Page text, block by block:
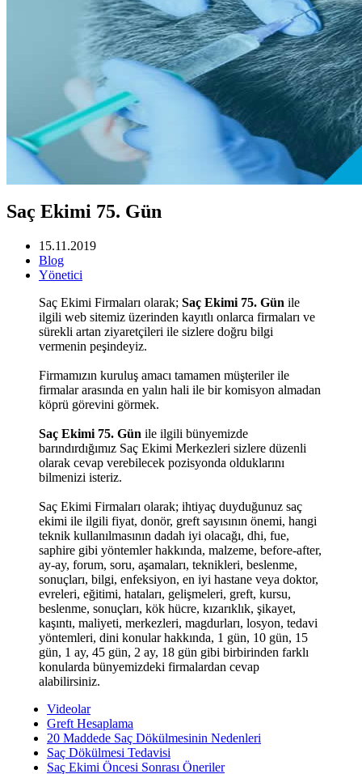
Saç Ekimi 75. Gün
15.11.2019
Blog
Yönetici
Saç Ekimi Firmaları olarak; Saç Ekimi 75. Gün ile
ilgili web sitemiz üzerinden kayıtlı onlarca firmaları ve
sürekli artan ziyaretçileri ile sizlere doğru bilgi
vermenin peşindeyiz.
Firmamızın kuruluş amacı tamamen müşteriler ile
firmalar arasında en yalın hali ile bir komisyon almadan
köprü görevini görmek.
Saç Ekimi 75. Gün ile ilgili bünyemizde
barındırdığımız Saç Ekimi Merkezleri sizlere düzenli
olarak cevap verebilecek pozisyonda olduklarını
bilmenizi isteriz.
Saç Ekimi Firmaları olarak; ihtiyaç duyduğunuz saç
ekimi ile ilgili fiyat, donör, greft sayısının önemi, hangi
teknik kullanılmasının dadah iyi olacağı, dhi, fue,
saphire gibi yöntemler hakkında, malzeme, before-after,
ay-ay, forum, soru, aşamaları, teknikleri, beslenme,
sonuçları, bilgi, enfeksiyon, en iyi hastane veya doktor,
evreleri, eğitimi, hataları, gelişmeleri, greft, kursu,
beslenme, sonuçları, kök hücre, kızarıklık, şikayet,
kaşıntı, maliyeti, merkezleri, magdurları, losyon, tedavi
yöntemleri, dini konular hakkında, 1 gün, 10 gün, 15
gün, 1 ay, 45 gün, 2 ay, 18 gün gibi birbirinden farklı
konularda bünyemizdeki firmalardan cevap
alabilirsiniz.
Videolar
Greft Hesaplama
20 Maddede Saç Dökülmesinin Nedenleri
Saç Dökülmesi Tedavisi
Saç Ekimi Öncesi Sonrası Öneriler